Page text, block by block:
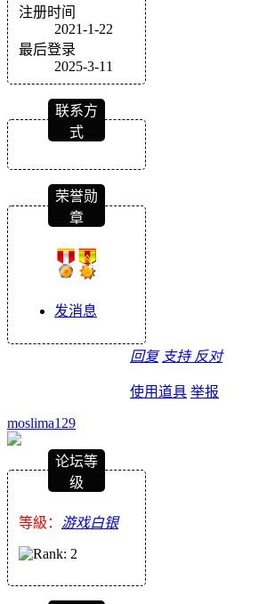
注册时间
2021-1-22
最后登录
2025-3-11
联系方
式
荣誉勋
章
发消息
回复 支持 反对
使用道具 举报
moslima129
论坛等
级
等級： 游戏白银